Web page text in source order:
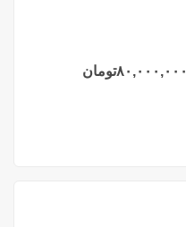
۸۰,۰۰۰,۰۰۰تومان